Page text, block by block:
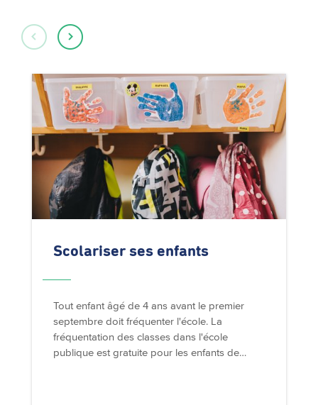
Scolariser ses enfants
Tout enfant âgé de 4 ans avant le premier
septembre doit fréquenter l'école. La
fréquentation des classes dans l'école
publique est gratuite pour les enfants de…